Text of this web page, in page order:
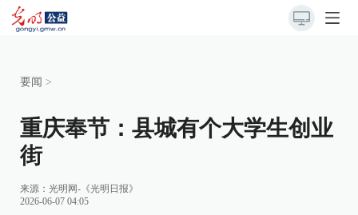
要闻 >
重庆奉节：县城有个大学生创业
街
来源： 光明网-《光明日报》
2026-06-07 04:05